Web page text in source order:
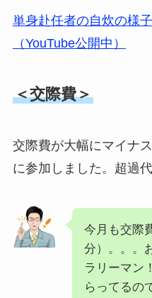
単身赴任者の自炊の様
（YouTube公開中）
＜交際費＞
交際費が大幅にマイナ
に参加しました。超過
今月も交際
分）。。。
ラリーマン
らってるの